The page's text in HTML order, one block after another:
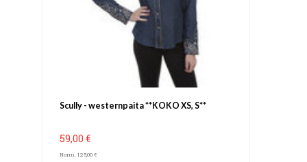
Scully - westernpaita **KOKO XS, S**
59,00 €
Norm. 125,00 €